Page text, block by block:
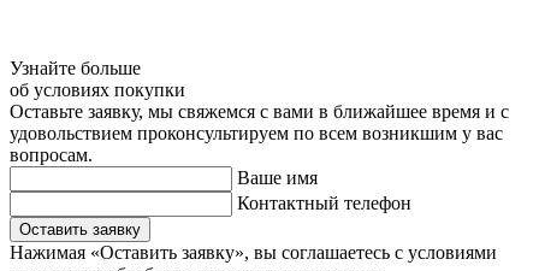
Узнайте больше
об условиях покупки
Оставьте заявку, мы свяжемся с вами в ближайшее время и с
удовольствием проконсультируем по всем возникшим у вас
вопросам.
Ваше имя
Контактный телефон
Оставить заявку
Нажимая «Оставить заявку», вы соглашаетесь с условиями